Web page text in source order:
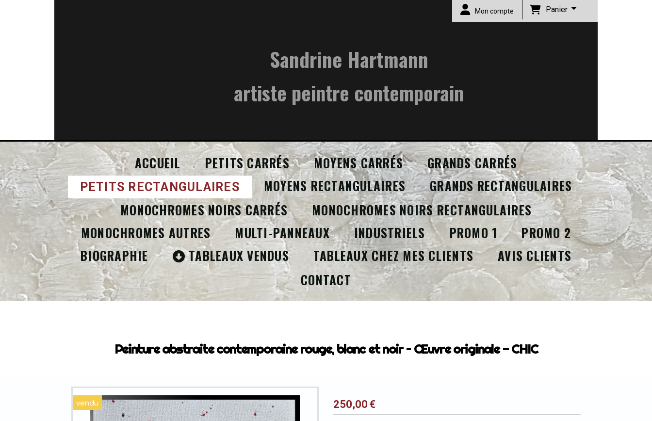
Sandrine Hartmann
artiste peintre contemporain
Mon compte Panier
ACCUEIL PETITS CARRÉS MOYENS CARRÉS GRANDS CARRÉS
PETITS RECTANGULAIRES MOYENS RECTANGULAIRES
GRANDS RECTANGULAIRES
MONOCHROMES NOIRS CARRÉS
MONOCHROMES NOIRS RECTANGULAIRES
MONOCHROMES AUTRES
MULTI-PANNEAUX INDUSTRIELS PROMO 1
PROMO 2
BIOGRAPHIE
TABLEAUX VENDUS TABLEAUX CHEZ MES CLIENTS
AVIS CLIENTS
CONTACT
Peinture abstraite contemporaine rouge, blanc et noir – Œuvre originale - CHIC
vendu 250,00 €